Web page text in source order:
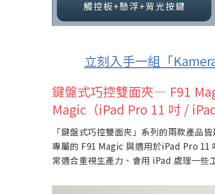
立刻入手一組「
鍵盤式巧控雙面夾— F91
Magic（iPad Pro 11 吋 /
「鍵盤式巧控雙面夾」系列的兩款產品
專屬的 F91 Magic 與適用於iPad Pro
常適合重視生產力、會用 iPad 處理一些